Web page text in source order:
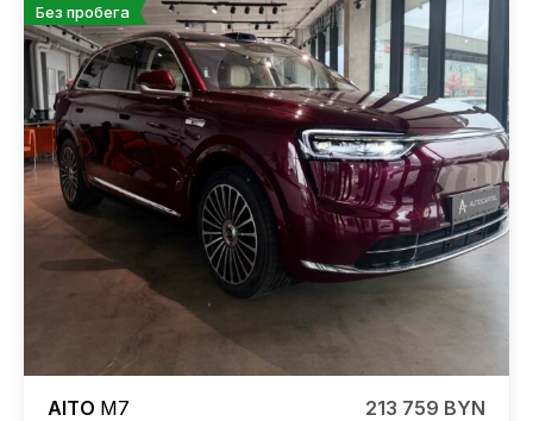
Без пробега
AITO M7 213 759 BYN